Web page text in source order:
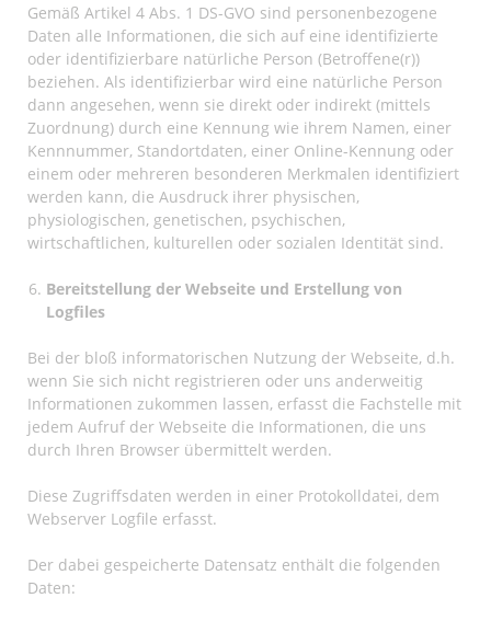
Gemäß Artikel 4 Abs. 1 DS-GVO sind personenbezogene
Daten alle Informationen, die sich auf eine identifizierte
oder identifizierbare natürliche Person (Betroffene(r))
beziehen. Als identifizierbar wird eine natürliche Person
dann angesehen, wenn sie direkt oder indirekt (mittels
Zuordnung) durch eine Kennung wie ihrem Namen, einer
Kennnummer, Standortdaten, einer Online-Kennung oder
einem oder mehreren besonderen Merkmalen identifiziert
werden kann, die Ausdruck ihrer physischen,
physiologischen, genetischen, psychischen,
wirtschaftlichen, kulturellen oder sozialen Identität sind.
Bereitstellung der Webseite und Erstellung von
Logfiles
Bei der bloß informatorischen Nutzung der Webseite, d.h.
wenn Sie sich nicht registrieren oder uns anderweitig
Informationen zukommen lassen, erfasst die Fachstelle mit
jedem Aufruf der Webseite die Informationen, die uns
durch Ihren Browser übermittelt werden.
Diese Zugriffsdaten werden in einer Protokolldatei, dem
Webserver Logfile erfasst.
Der dabei gespeicherte Datensatz enthält die folgenden
Daten: